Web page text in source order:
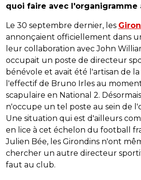
quoi faire avec l'organigramme
Le 30 septembre dernier, les
annonçaient officiellement dans
leur collaboration avec John
occupait un poste de directeur
bénévole et avait été l'artisan de
l'effectif de Bruno Irles au
scapulaire en National 2.
n'occupe un tel poste au sein de
Une situation qui est d'ailleurs
en lice à cet échelon du football
Julien Bée, les Girondins n'ont
chercher un autre directeur
faut au club.